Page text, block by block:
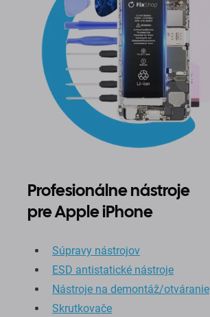
Profesionálne nástroje
pre Apple iPhone
Súpravy nástrojov
ESD antistatické nástroje
Nástroje na demontáž/otváranie
Skrutkovače